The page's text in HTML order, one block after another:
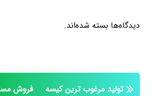
دیدگاه‌ها بسته شده‌اند.
تولید مرغوب ترین کیسه
فروش